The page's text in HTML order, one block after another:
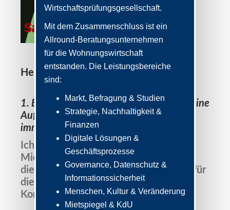
Wirtschaftsprüfungsgesellschaft.
Mit dem Zusammenschluss ist ein
Allround-Beratungsunternehmen
für die Wohnungswirtschaft
entstanden. Die Leistungsbereiche
sind:
Markt, Befragung & Studien
Strategie, Nachhaltigkeit &
Finanzen
Digitale Lösungen &
Geschäftsprozesse
Governance, Datenschutz &
Informationssicherheit
Menschen, Kultur & Veränderung
Mietspiegel & KdU
Heute: Jasper Juschka
1. Beschreibe in maximal zwei Sätzen Deine
Aufgabe bei Analyse & Konzepte
immo.consult.
Ich arbeite im Bereich Markt- und
Mietenanalytik und meine Aufgabe ist
die Erhebung der notwendigen Daten für
die Mietspiegel und die schlüssigen
Konzepte.